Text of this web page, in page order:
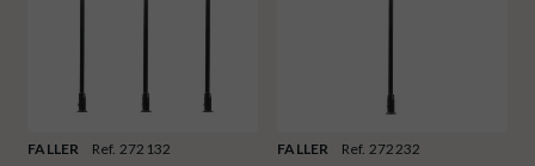
FALLER
Ref. 272132
FALLER
Ref. 272232